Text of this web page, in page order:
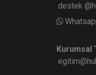
destek
Kurumsal